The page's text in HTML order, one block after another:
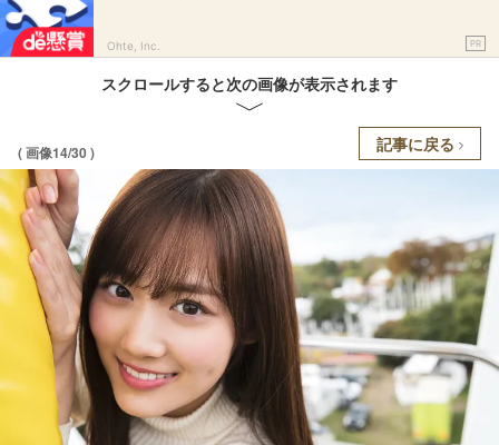
Ohte, Inc. PR
スクロールすると次の画像が表示されます
( 画像14/30 ) 記事に戻る